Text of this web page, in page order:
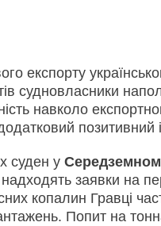
експорту
судновласники
навколо
позитивний
суден у
заявки на
копалин Гравці
Попит на